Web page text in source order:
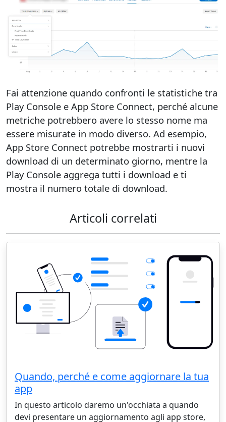
Fai attenzione quando confronti le statistiche tra
Play Console e App Store Connect, perché alcune
metriche potrebbero avere lo stesso nome ma
essere misurate in modo diverso. Ad esempio,
App Store Connect potrebbe mostrarti i nuovi
download di un determinato giorno, mentre la
Play Console aggrega tutti i download e ti
mostra il numero totale di download.
Articoli correlati
Quando, perché e come aggiornare la tua
app
In questo articolo daremo un'occhiata a quando
devi presentare un aggiornamento agli app store,